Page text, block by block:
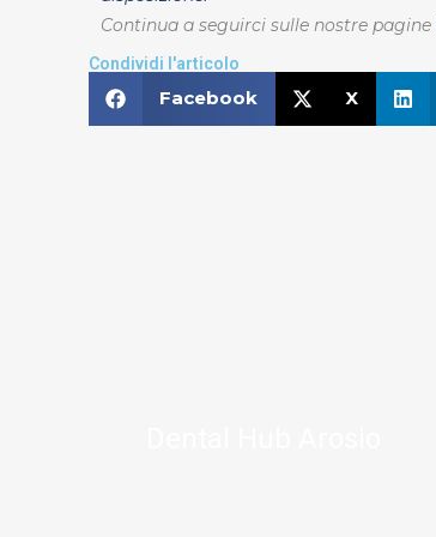
Continua a seguirci sulle nostre pagine
Condividi l'articolo
Facebook X